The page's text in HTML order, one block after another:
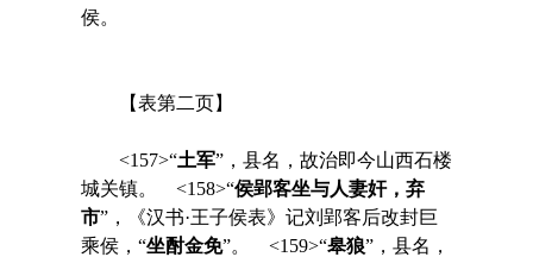
侯。
【表第二页】
<157>“土军”，县名，故治即今山西石楼
城关镇。 <158>“侯郢客坐与人妻奸，弃
市”，《汉书·王子侯表》记刘郢客后改封巨
乘侯，“坐酎金免”。 <159>“皋狼”，县名，